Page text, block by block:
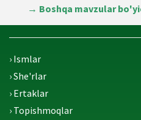
→ Boshqa mavzular
› Ismlar
› She'rlar
› Ertaklar
› Topishmoqlar